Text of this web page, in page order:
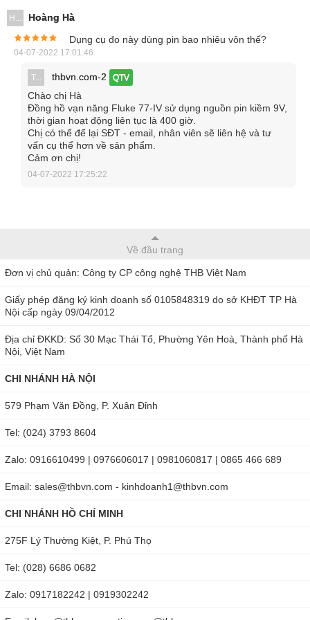
Khả năng làm việc của đồng hồ đo Fluke 77-
IV
Được cải tiến từ các dòng Fluke 77 tiền nhiệm, Fluke 77-IV
ra đời với nhiều chức năng đo hơn. Thiết bị có thể thực hiện
phép đo dòng AC/DC lên tới 10A, dải đo điện áp rộng tối đa
1000V với độ chính xác 0.3%, đo điện trở lên đến 50MΩ, dải
đo điện dung từ 1nF- 9.999 µF…
Fluke 77-IV hoạt động bền bỉ trong thời gian dài
Đặc biệt, một cải tiến rõ rệt đó là toàn bộ các điện áp có
phạm vi riêng như millivolts AC, DC, trong khi đó ampe và
thêm nhiều tính năng hữu ích khác như: có chế độ ngủ và
chế độ tự động ngắt nguồn khi không sử dụng giúp tiết kiệm
năng Min/Max - ghi lại giá trị đo cao/thấp/trung bình khi tín
H...
Hoàng Hà
Dụng cụ đo này dùng pin bao nhiêu vôn thế?
04-07-2022 17:01:46
T... thbvn.com-2 QTV
Chào chị Hà
Đồng hồ vạn năng Fluke 77-IV sử dụng nguồn pin kiềm 9V,
thời gian hoạt động liên tục là 400 giờ.
Chị có thể để lại SĐT - email, nhân viên sẽ liên hệ và tư
vấn cụ thể hơn về sản phẩm.
Cảm ơn chị!
04-07-2022 17:25:22
Về đầu trang
Đơn vị chủ quản: Công ty CP công nghệ THB Việt Nam
Giấy phép đăng ký kinh doanh số 0105848319 do sở KHĐT TP Hà
Nội cấp ngày 09/04/2012
Địa chỉ ĐKKD: Số 30 Mạc Thái Tổ, Phường Yên Hoà, Thành phố Hà
Nội, Việt Nam
CHI NHÁNH HÀ NỘI
579 Phạm Văn Đồng, P. Xuân Đỉnh
Tel: (024) 3793 8604
Zalo: 0916610499 | 0976606017 | 0981060817 | 0865 466 689
Email: sales@thbvn.com - kinhdoanh1@thbvn.com
CHI NHÁNH HỒ CHÍ MINH
275F Lý Thường Kiệt, P. Phú Thọ
Tel: (028) 6686 0682
Zalo: 0917182242 | 0919302242